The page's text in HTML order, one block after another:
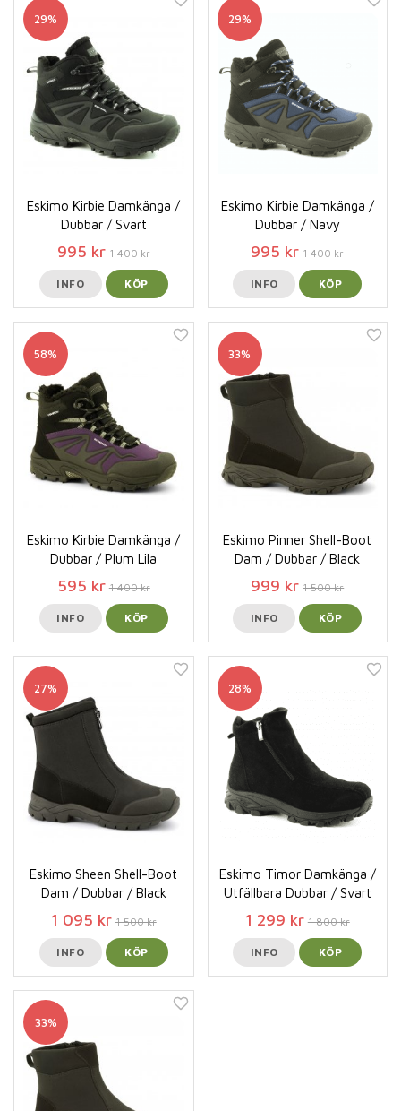
29%
Eskimo Kirbie Damkänga /
Dubbar / Svart
995 kr 1 400 kr
INFO KÖP
29%
Eskimo Kirbie Damkänga /
Dubbar / Navy
995 kr 1 400 kr
INFO KÖP
58%
Eskimo Kirbie Damkänga /
Dubbar / Plum Lila
595 kr 1 400 kr
INFO KÖP
33%
Eskimo Pinner Shell-Boot
Dam / Dubbar / Black
999 kr 1 500 kr
INFO KÖP
27%
Eskimo Sheen Shell-Boot
Dam / Dubbar / Black
1 095 kr 1 500 kr
INFO KÖP
28%
Eskimo Timor Damkänga /
Utfällbara Dubbar / Svart
1 299 kr 1 800 kr
INFO KÖP
33%